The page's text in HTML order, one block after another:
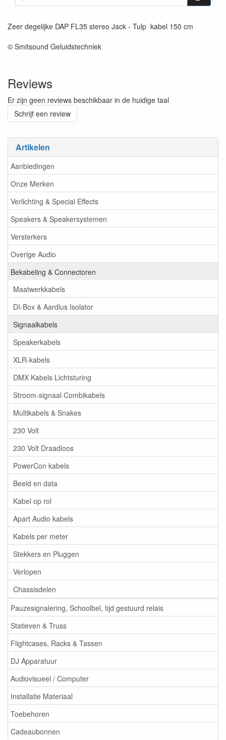
Artikelen
Aanbiedingen
Onze Merken
Verlichting & Special Effects
Speakers & Speakersystemen
Versterkers
Overige Audio
Bekabeling & Connectoren
Maatwerkkabels
DI-Box & Aardlus Isolator
Signaalkabels
Speakerkabels
XLR-kabels
DMX Kabels Lichtsturing
Stroom-signaal Combikabels
Multikabels & Snakes
230 Volt
230 Volt Draadloos
PowerCon kabels
Beeld en data
Kabel op rol
Apart Audio kabels
Kabels per meter
Stekkers en Pluggen
Verlopen
Chassisdelen
Pauzesignalering, Schoolbel, tijd gestuurd relais
Statieven & Truss
Flightcases, Racks & Tassen
DJ Apparatuur
Audiovisueel / Computer
Installatie Materiaal
Toebehoren
Cadeaubonnen
Zeer degelijke DAP FL35 stereo Jack - Tulp kabel 150 cm
© Smitsound Geluidstechniek
Reviews
Er zijn geen reviews beschikbaar in de huidige taal
Schrijf een review